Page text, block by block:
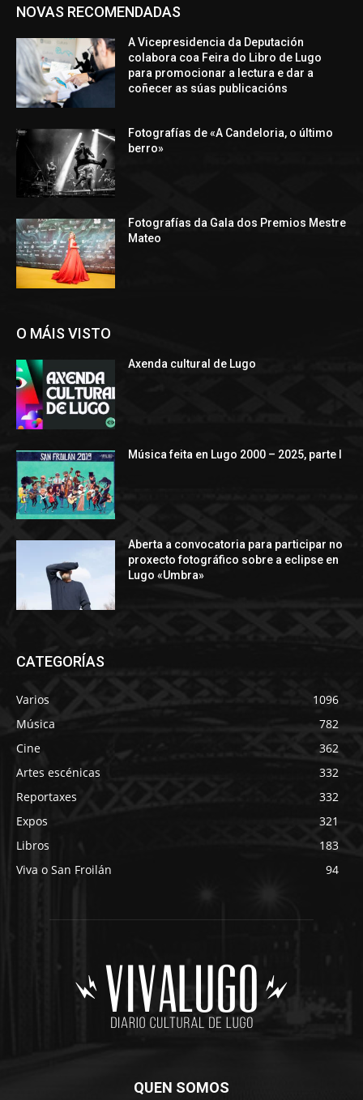
NOVAS RECOMENDADAS
A Vicepresidencia da Deputación
colabora coa Feira do Libro de Lugo
para promocionar a lectura e dar a
coñecer as súas publicacións
Fotografías de «A Candeloria, o último
berro»
Fotografías da Gala dos Premios Mestre
Mateo
O MÁIS VISTO
Axenda cultural de Lugo
Música feita en Lugo 2000 – 2025, parte I
Aberta a convocatoria para participar no
proxecto fotográfico sobre a eclipse en
Lugo «Umbra»
CATEGORÍAS
Varios
1096
Música
782
Cine
362
Artes escénicas
332
Reportaxes
332
Expos
321
Libros
183
Viva o San Froilán
94
QUEN SOMOS